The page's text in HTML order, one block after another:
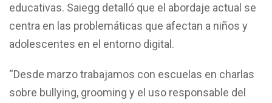
educativas. Saiegg detalló que el abordaje actual se
centra en las problemáticas que afectan a niños y
adolescentes en el entorno digital.
“Desde marzo trabajamos con escuelas en charlas
sobre bullying, grooming y el uso responsable del